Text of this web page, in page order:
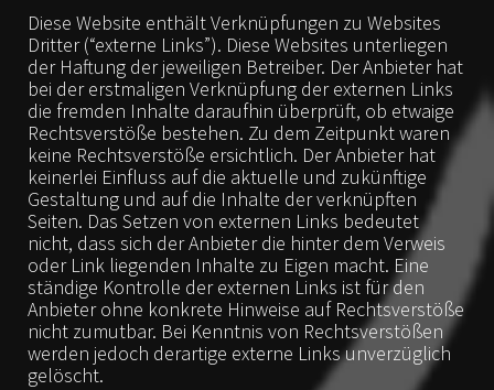
Diese Website enthält Verknüpfungen zu Websites
Dritter (“externe Links”). Diese Websites unterliegen
der Haftung der jeweiligen Betreiber. Der Anbieter hat
bei der erstmaligen Verknüpfung der externen Links
die fremden Inhalte daraufhin überprüft, ob etwaige
Rechtsverstöße bestehen. Zu dem Zeitpunkt waren
keine Rechtsverstöße ersichtlich. Der Anbieter hat
keinerlei Einfluss auf die aktuelle und zukünftige
Gestaltung und auf die Inhalte der verknüpften
Seiten. Das Setzen von externen Links bedeutet
nicht, dass sich der Anbieter die hinter dem Verweis
oder Link liegenden Inhalte zu Eigen macht. Eine
ständige Kontrolle der externen Links ist für den
Anbieter ohne konkrete Hinweise auf Rechtsverstöße
nicht zumutbar. Bei Kenntnis von Rechtsverstößen
werden jedoch derartige externe Links unverzüglich
gelöscht.